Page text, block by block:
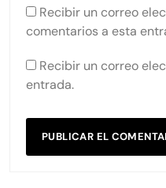
Recibir un correo
comentarios a esta
Recibir un correo
entrada.